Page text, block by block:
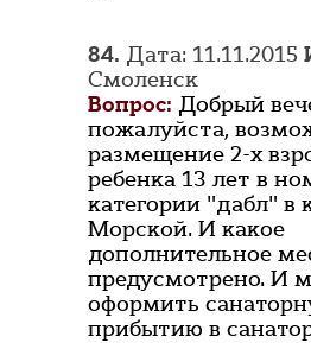
84. Дата: 11.11.2015
Смоленск
Вопрос: Добрый
пожалуйста,
размещение 2-х
ребенка 13 лет в
категории "дабл" в
Морской. И какое
дополнительное
предусмотрено. И
оформить
прибытию в